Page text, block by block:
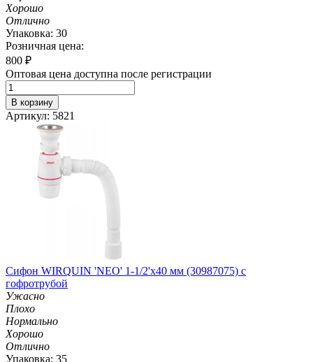
Хорошо
Отлично
Упаковка: 30
Розничная цена:
800 ₽
Оптовая цена доступна после регистрации
В корзину
Артикул: 5821
Сифон WIRQUIN 'NEO' 1-1/2'х40 мм (30987075) с
гофротрубой
Ужасно
Плохо
Нормально
Хорошо
Отлично
Упаковка: 35